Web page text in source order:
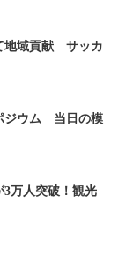
地域貢献 サッカ
ジウム 当日の模
3万人突破！観光